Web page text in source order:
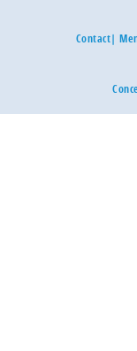
Contact|